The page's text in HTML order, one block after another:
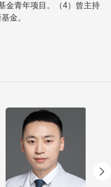
金青年项目。（4）曾主持
金。